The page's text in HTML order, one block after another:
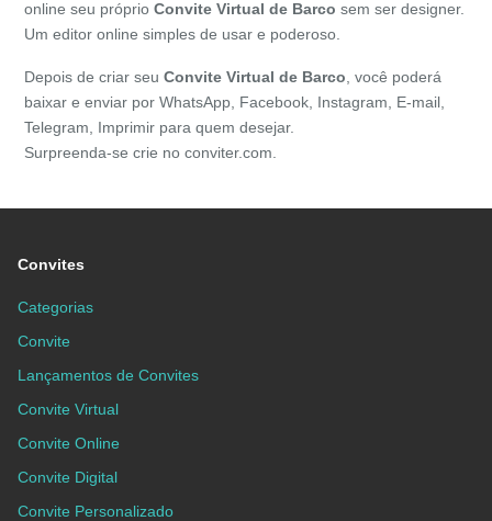
online seu próprioConvite Virtual de Barco sem ser designer.
Um editor online simples de usar e poderoso.
Depois de criar seuConvite Virtual de Barco, você poderá
baixar e enviar por WhatsApp, Facebook, Instagram, E-mail,
Telegram, Imprimir para quem desejar.
Surpreenda-se crie no conviter.com.
Convites
Categorias
Convite
Lançamentos de Convites
Convite Virtual
Convite Online
Convite Digital
Convite Personalizado